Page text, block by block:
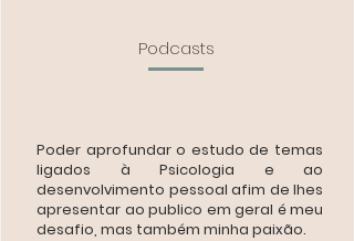
Podcasts
Poder aprofundar o estudo de temas
ligados à Psicologia e ao
desenvolvimento pessoal afim de lhes
apresentar ao publico em geral é meu
desafio, mas também minha paixão.